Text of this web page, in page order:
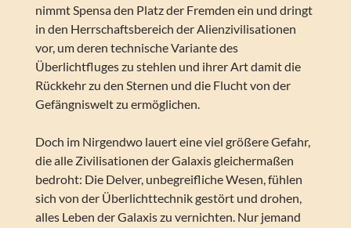
nimmt Spensa den Platz der Fremden ein und dringt
in den Herrschaftsbereich der Alienzivilisationen
vor, um deren technische Variante des
Überlichtfluges zu stehlen und ihrer Art damit die
Rückkehr zu den Sternen und die Flucht von der
Gefängniswelt zu ermöglichen.
Doch im Nirgendwo lauert eine viel größere Gefahr,
die alle Zivilisationen der Galaxis gleichermaßen
bedroht: Die Delver, unbegreifliche Wesen, fühlen
sich von der Überlichttechnik gestört und drohen,
alles Leben der Galaxis zu vernichten. Nur jemand